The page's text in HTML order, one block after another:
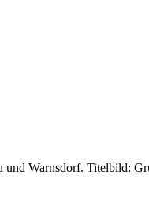
und Warnsdorf. Titelbild: